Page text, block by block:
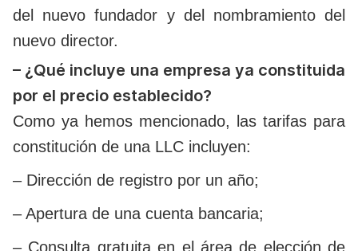
del nuevo fundador y del nombramiento del
nuevo director.
– ¿Qué incluye una empresa ya constituida
por el precio establecido?
Como ya hemos mencionado, las tarifas para
constitución de una LLC incluyen:
– Dirección de registro por un año;
– Apertura de una cuenta bancaria;
– Consulta gratuita en el área de elección de